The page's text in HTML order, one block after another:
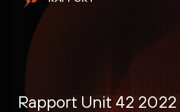
Rapport Unit 42 2022